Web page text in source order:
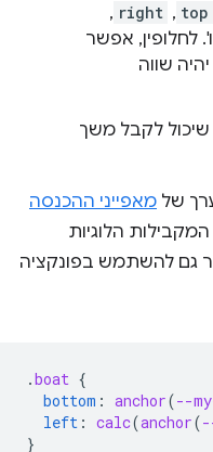
,‏
right
,‏
אפשר
לדוגמה, 50% יהיה שווה
לקבל משך
שלמאפייני ההכנסה
הלוגיות
להשתמש בפונקציה
.boat
bottom : anchor(--
left : calc(anchor